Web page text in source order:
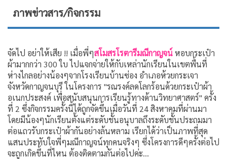
ภาพข่าวสาร/กิจกรรม
จัดไป อย่าให้เสีย !! เมื่อพี่ๆสโมสรโรตารีมณีกาญจน์หอบกระเป๋า
ผ้ามากกว่า 300 ใบ ไปแจกจ่ายให้กับเหล่านักเรียนในเขตพื้นที่
ห่างไกลอย่างน้องๆจากโรงเรียนบ้านซ่อง อำเภอห้วยกระเจา
จังหวัดกาญจนบุรี ในโครงการ "รณรงค์ลดโลกร้อนด้วยกระเป๋าผ้า
อเนกประสงค์ เพื่อสนับสนุนการเรียนรู้ทางด้านวิทยาศาสตร์" ครั้ง
ที่ 2 ซึ่งกิจกรรมครั้งนี้ได้ถูกจัดขึ้นเมื่อวันที่ 24 สิงหาคมที่ผ่านมา
โดยมีน้องๆนักเรียนตั้งแต่ระดับชั้นอนุบาลถึงระดับชั้นประถมมา
ต่อแถวรับกระเป๋าผ้ากันอย่างล้นหลาม เรียกได้ว่าเป็นภาพที่สุด
แสนประทับใจพี่ๆมณีกาญจน์ทุกคนจริงๆ ซึ่งโครงการดีๆครั้งต่อไป
จะถูกเกิดขึ้นที่ไหน ต้องติดตามกันต่อไปค่ะ...